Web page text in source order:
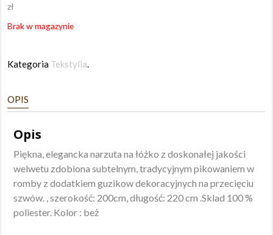
zł
Brak w magazynie
Kategoria Tekstylia.
OPIS
Opis
Piękna, elegancka narzuta na łóżko z doskonałej jakości
welwetu zdobiona subtelnym, tradycyjnym pikowaniem w
romby z dodatkiem guzikow dekoracyjnych na przecięciu
szwów. , szerokość: 200cm, długość: 220 cm .Sklad 100 %
poliester. Kolor : beż